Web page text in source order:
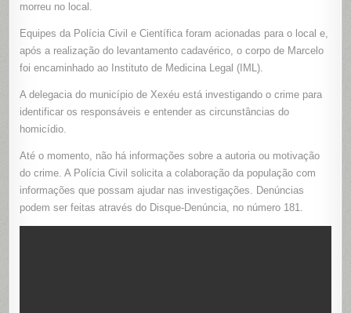
morreu no local.
Equipes da Polícia Civil e Científica foram acionadas para o local e,
após a realização do levantamento cadavérico, o corpo de Marcelo
foi encaminhado ao Instituto de Medicina Legal (IML).
A delegacia do município de Xexéu está investigando o crime para
identificar os responsáveis e entender as circunstâncias do
homicídio.
Até o momento, não há informações sobre a autoria ou motivação
do crime. A Polícia Civil solicita a colaboração da população com
informações que possam ajudar nas investigações. Denúncias
podem ser feitas através do Disque-Denúncia, no número 181.